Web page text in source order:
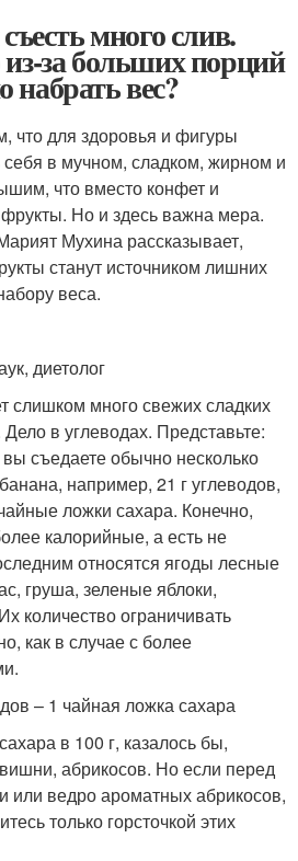
много слив.
за больших порций
вес?
для здоровья и фигуры
себя в мучном, сладком, жирном и
что вместо конфет и
Но и здесь важна мера.
Мухина рассказывает,
станут источником лишних
веса.
диетолог
слишком много свежих сладких
в углеводах. Представьте:
съедаете обычно несколько
например, 21 г углеводов,
ложки сахара. Конечно,
калорийные, а есть не
относятся ягоды лесные
груша, зеленые яблоки,
количество ограничивать
как в случае с более
– 1 чайная ложка сахара
в 100 г, казалось бы,
абрикосов. Но если перед
или ведро ароматных абрикосов,
только горсточкой этих